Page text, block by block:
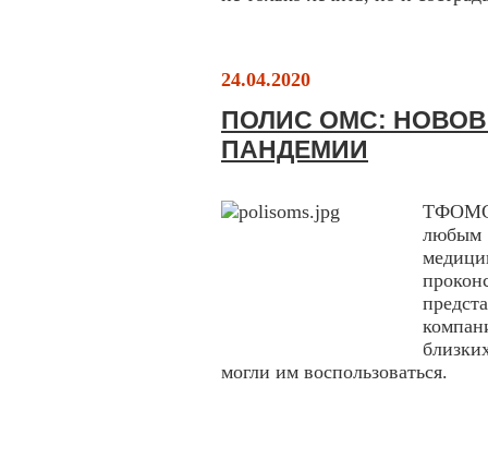
24.04.2020
ПОЛИС ОМС:
ПАНДЕМИИ
ТФОМС
могли им воспользоваться.